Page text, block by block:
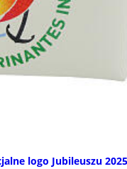
logo Jubileuszu